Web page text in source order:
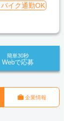
イク通勤OK
簡単30秒
Webで応募
企業情報